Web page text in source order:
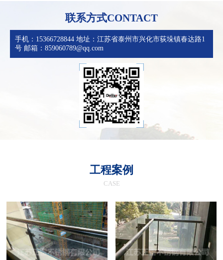
联系方式CONTACT
手机：15366728844 地址：江苏省泰州市兴化市荻垛镇春达路1
号 邮箱：859060789@qq.com
工程案例
CASE